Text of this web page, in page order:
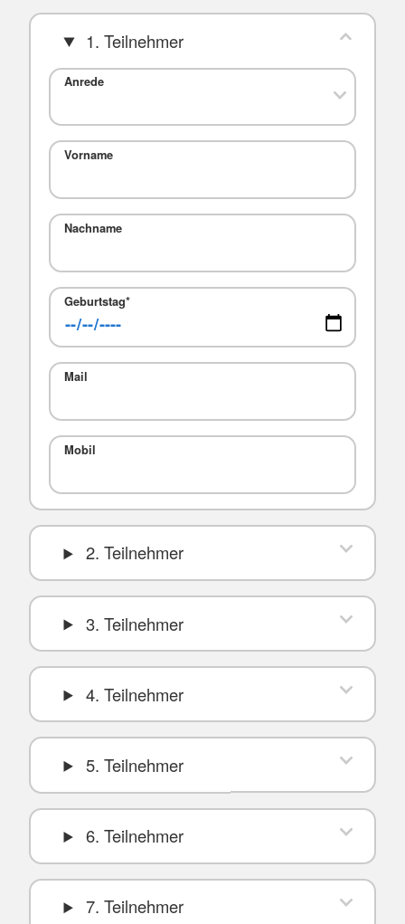
1. Teilnehmer
Anrede
Vorname
Nachname
Geburtstag*
Mail
Mobil
2. Teilnehmer
3. Teilnehmer
4. Teilnehmer
5. Teilnehmer
6. Teilnehmer
7. Teilnehmer